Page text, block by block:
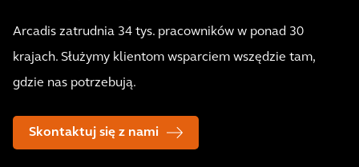
Arcadis zatrudnia 34 tys. pracowników w ponad 30
krajach. Służymy klientom wsparciem wszędzie tam,
gdzie nas potrzebują.
Skontaktuj się z nami